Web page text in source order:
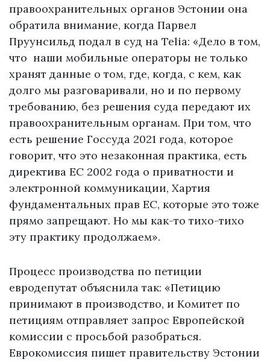
правоохранительных органов Эстонии она
обратила внимание, когда Парвел
Пруунсильд подал в суд на Telia: «Дело в том,
что наши мобильные операторы не только
хранят данные о том, где, когда, с кем, как
долго мы разговаривали, но и по первому
требованию, без решения суда передают их
правоохранительным органам. При том, что
есть решение Госсуда 2021 года, которое
говорит, что это незаконная практика, есть
директива ЕС 2002 года о приватности и
электронной коммуникации, Хартия
фундаментальных прав ЕС, которые это тоже
прямо запрещают. Но мы как-то тихо-тихо
эту практику продолжаем».
Процесс производства по петиции
евродепутат объяснила так: «Петицию
принимают в производство, и Комитет по
петициям отправляет запрос Европейской
комиссии с просьбой разобраться.
Еврокомиссия пишет правительству Эстонии